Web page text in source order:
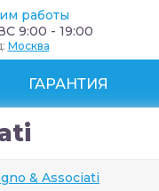
работы
9:00 - 19:00
Москва
ГАРАНТИЯ
& Associati